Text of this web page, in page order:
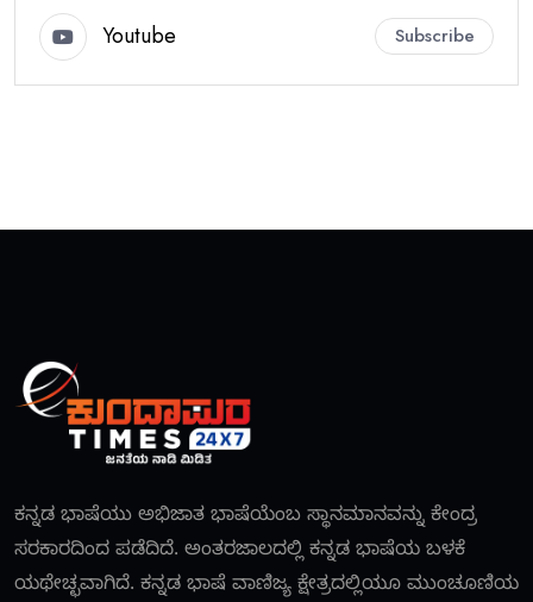
Youtube Subscribe
ಕನ್ನಡ ಭಾಷೆಯು ಅಭಿಜಾತ ಭಾಷೆಯೆಂಬ ಸ್ಥಾನಮಾನವನ್ನು ಕೇಂದ್ರ
ಸರಕಾರದಿಂದ ಪಡೆದಿದೆ. ಅಂತರಜಾಲದಲ್ಲಿ ಕನ್ನಡ ಭಾಷೆಯ ಬಳಕೆ
ಯಥೇಚ್ಛವಾಗಿದೆ. ಕನ್ನಡ ಭಾಷೆ ವಾಣಿಜ್ಯ ಕ್ಷೇತ್ರದಲ್ಲಿಯೂ ಮುಂಚೂಣಿಯ